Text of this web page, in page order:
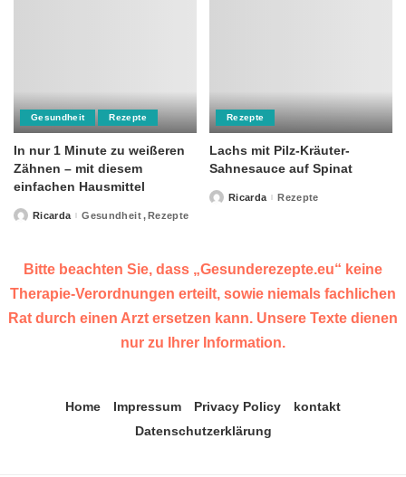
Gesundheit Rezepte
In nur 1 Minute zu weißeren
Zähnen – mit diesem
einfachen Hausmittel
PostedRicarda Gesundheit Rezepte
Rezepte
Lachs mit Pilz-Kräuter-
Sahnesauce auf Spinat
PostedRicarda Rezepte
Bitte beachten Sie, dass „Gesunderezepte.eu“ keine
Therapie-Verordnungen erteilt, sowie niemals fachlichen
Rat durch einen Arzt ersetzen kann. Unsere Texte dienen
nur zu Ihrer Information.
Home Impressum Privacy Policy
kontakt
Datenschutzerklärung